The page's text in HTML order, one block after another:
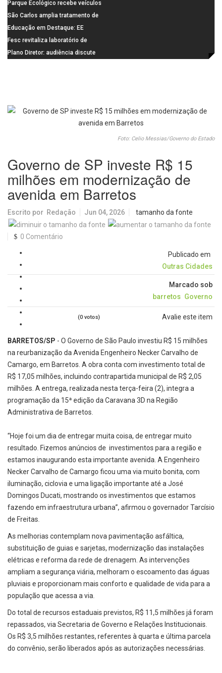
crescimento
superam média Nacional do IDEB
Parque Ecológico recebe veículos
elétricos e moderniza rotina de
manejo dos animais
São Carlos amplia tratamento de
resíduos de saúde com autoclave
de última geração
Educação em Destaque: EE
Visconde da Cunha Bueno, em
Santa Eudóxia, alcança nota 7,8
Fesc revitaliza laboratório de
informática da Emeb Ulysses
Plano Diretor: audiência discute
Foto: Celio Messias/Governo do Estado
Governo de SP investe R$ 15
milhões em modernização de
avenida em Barretos
Escrito por Redação Jun 04, 2026 tamanho da fonte
0 Comentário
Publicado em
Outras Cidades
Marcado sob
barretos Governo
Avalie este item
(0 votos)
BARRETOS/SP - O Governo de São Paulo investiu R$ 15 milhões
na reurbanização da Avenida Engenheiro Necker Carvalho de
Camargo, em Barretos. A obra conta com investimento total de
R$ 17,05 milhões, incluindo contrapartida municipal de R$ 2,05
milhões. A entrega, realizada nesta terça-feira (2), integra a
programação da 15ª edição da Caravana 3D na Região
Administrativa de Barretos.
“Hoje foi um dia de entregar muita coisa, de entregar muito
resultado. Fizemos anúncios de investimentos para a região e
estamos inaugurando esta importante avenida. A Engenheiro
Necker Carvalho de Camargo ficou uma via muito bonita, com
iluminação, ciclovia e uma ligação importante até a José
Domingos Ducati, mostrando os investimentos que estamos
fazendo em infraestrutura urbana”, afirmou o governador Tarcísio
de Freitas.
As melhorias contemplam nova pavimentação asfáltica,
substituição de guias e sarjetas, modernização das instalações
elétricas e reforma da rede de drenagem. As intervenções
ampliam a segurança viária, melhoram o escoamento das águas
pluviais e proporcionam mais conforto e qualidade de vida para a
população que acessa a via.
Do total de recursos estaduais previstos, R$ 11,5 milhões já foram
repassados, via Secretaria de Governo e Relações Institucionais.
Os R$ 3,5 milhões restantes, referentes à quarta e última parcela
do convênio, serão liberados após as autorizações necessárias.